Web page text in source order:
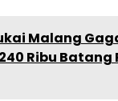
Malang
Ribu Batang